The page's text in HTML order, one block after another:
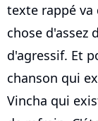
texte rappé va
chose d'assez
d'agressif. Et
chanson qui
Vincha qui